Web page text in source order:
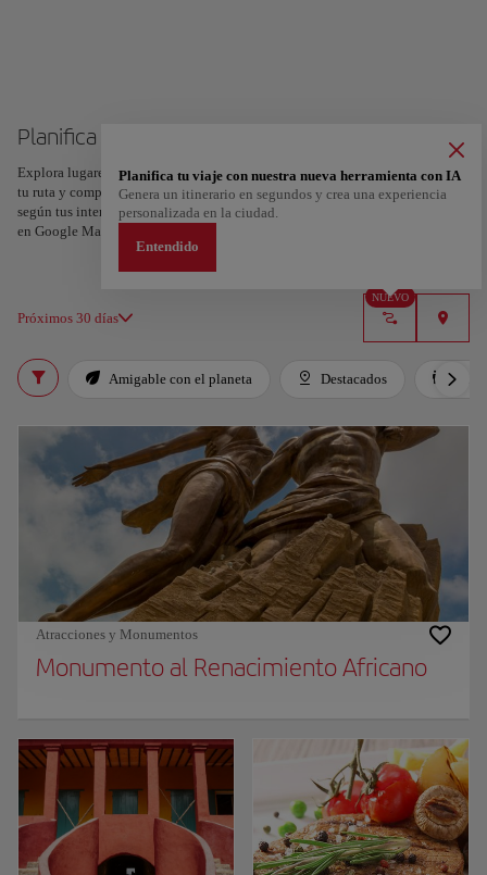
Planifica tu viaje a Dakar
Explora lugares, experiencias y marca con el corazón tus favoritos para crear
tu ruta y compartirla. ¿Quieres más ideas? Obtén un itinerario personalizado
según tus intereses y la duración de tu viaje: en sólo dos pasos y descargable
en Google Maps.
Próximos 30 días
NUEVO
Planifica tu viaje con nuestra nueva herramienta con IA
Genera un itinerario en segundos y crea una experiencia
personalizada en la ciudad.
Entendido
Amigable con el planeta Destacados Para
Atracciones y Monumentos
Monumento al Renacimiento Africano